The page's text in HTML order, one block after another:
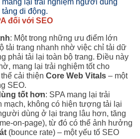
lại trải nghiệm người dùng
di động.
đối với SEO
: Một trong những ưu điểm lớn
tải trang nhanh nhờ việc chỉ tải dữ
phải tải lại toàn bộ trang. Điều này
mang lại trải nghiệm tốt cho
cải thiện Core Web Vitals – một
SEO.
tốt hơn: SPA mang lại trải
mạch, không có hiện tượng tải lại
dùng ở lại trang lâu hơn, tăng
on-page), từ đó có thể ảnh hưởng
(bounce rate) – một yếu tố SEO